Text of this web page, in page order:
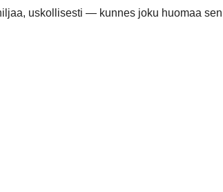
uskollisesti — kunnes joku huomaa